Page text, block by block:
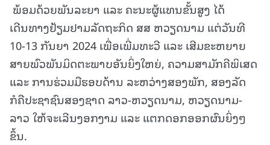
ພ້ອມດ້ວຍພັນລະຍາ ແລະ ຄະນະຜູ້ແທນຂັ້ນສູງ ໄດ້
ເດີນທາງຢ້ຽມຢາມລັດຖະກິດ ສສ ຫວຽດນາມ ແຕ່ວັນທີ
10-13 ກັນຍາ 2024 ເພື່ອເພີ່ມທະວີ ແລະ ເສີມຂະຫຍາຍ
ສາຍພົວພັນມິດຕະພາບອັນຍິ່ງໃຫຍ່, ຄວາມສາມັກຄີພິເສດ
ແລະ ການຮ່ວມມືຮອບດ້ານ ລະຫວ່າງສອງພັກ, ສອງລັດ
ກໍຄືປະຊາຊົນສອງຊາດ ລາວ-ຫວຽດນາມ, ຫວຽດນາມ-
ລາວ ໃຫ້ຈະເລີນງອກງາມ ແລະ ແຕກດອກອອກຜົນຍິ່ງໆ
ຂຶ້ນ.